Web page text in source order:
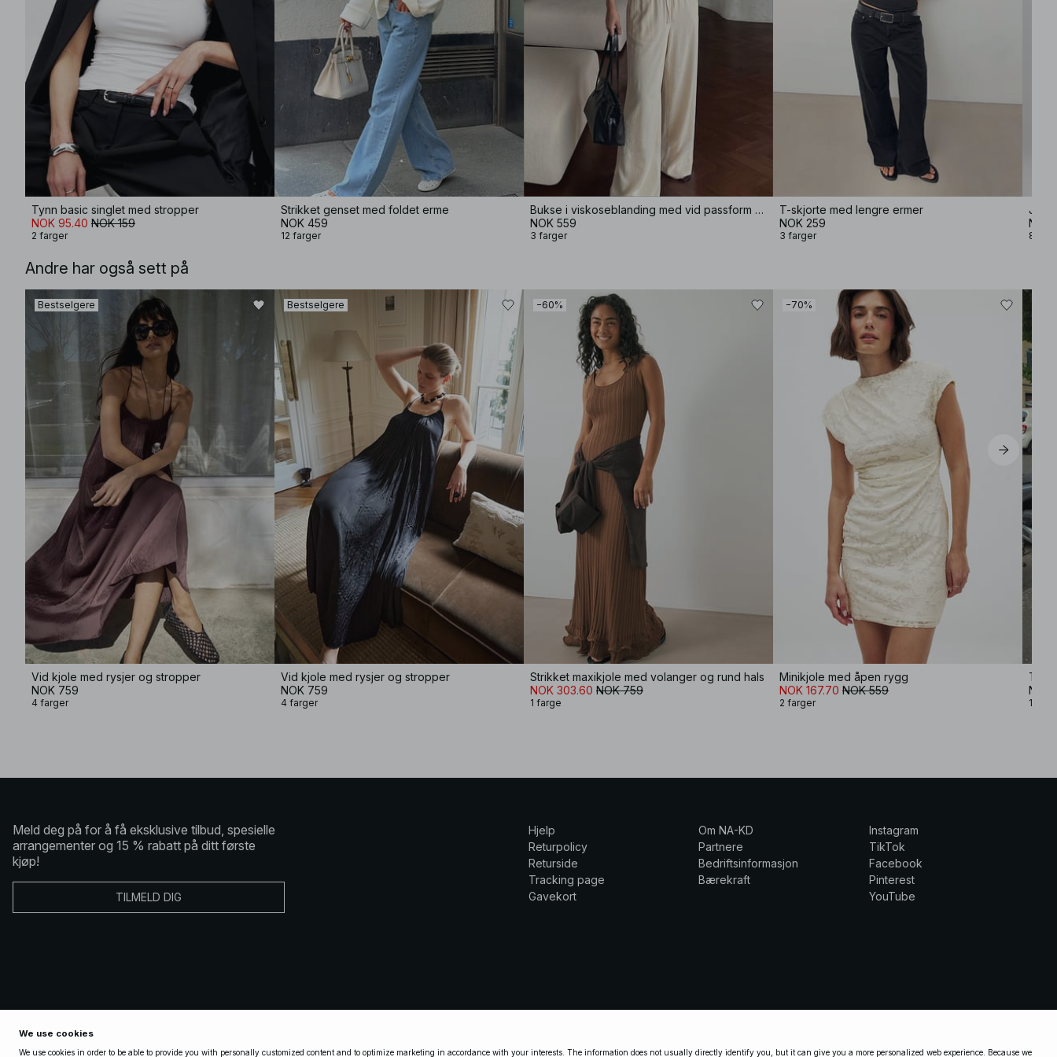
Tynn basic singlet med stropper
NOK 95.40 NOK 159
2 farger
Strikket genset med foldet erme
NOK 459
12 farger
Bukse i viskoseblanding med vid passform og middels liv
NOK 559
3 farger
T-skjorte med lengre ermer
NOK 259
3 farger
NOK
8
Andre har også sett på
Bestselgere
Vid kjole med rysjer og stropper
NOK 759
4 farger
Bestselgere
Vid kjole med rysjer og stropper
NOK 759
4 farger
−60%
Strikket maxikjole med volanger og rund hals
NOK 303.60 NOK 759
1 farge
−70%
Minikjole med åpen rygg
NOK 167.70 NOK 559
2 farger
Tråd
NOK
1
Meld deg på for å få eksklusive tilbud, spesielle
arrangementer og 15 % rabatt på ditt første
kjøp!
TILMELD DIG
Hjelp
Returpolicy
Returside
Tracking page
Gavekort
Om NA-KD
Partnere
Bedriftsinformasjon
Bærekraft
Instagram
TikTok
Facebook
Pinterest
YouTube